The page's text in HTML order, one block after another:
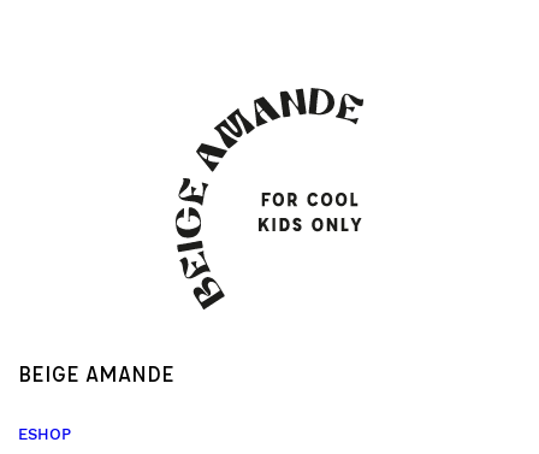
BEIGE AMANDE
ESHOP